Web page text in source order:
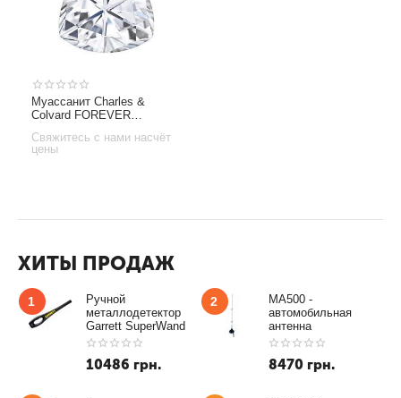
Муассанит Charles &
Colvard FOREVER
огранка
Свяжитесь с нами насчёт
цены
ХИТЫ ПРОДАЖ
1
Ручной
металлодетектор
Garrett SuperWand
10486 грн.
2
MA500 -
автомобильная
антенна
8470 грн.